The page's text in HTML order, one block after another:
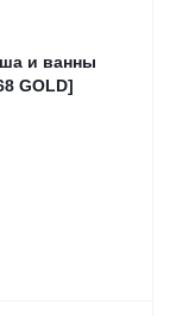
и ванны
GOLD]